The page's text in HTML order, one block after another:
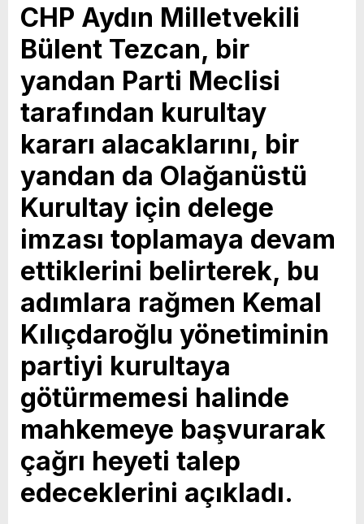
CHP Aydın Milletvekili
Bülent Tezcan, bir
yandan Parti Meclisi
tarafından kurultay
kararı alacaklarını, bir
yandan da Olağanüstü
Kurultay için delege
imzası toplamaya devam
ettiklerini belirterek, bu
adımlara rağmen Kemal
Kılıçdaroğlu yönetiminin
partiyi kurultaya
götürmemesi halinde
mahkemeye başvurarak
çağrı heyeti talep
edeceklerini açıkladı.